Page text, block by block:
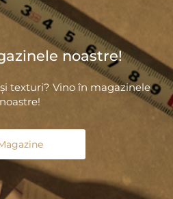
noastre!
texturi? Vino în magazinele
noastre!